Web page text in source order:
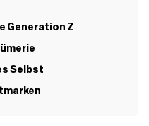
Generation Z
Selbst